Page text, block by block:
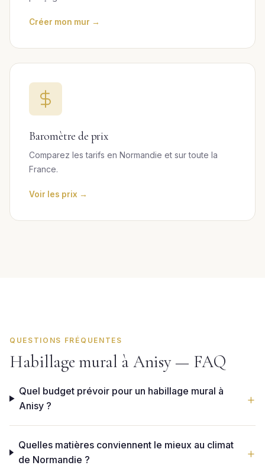
Créer mon mur →
Baromètre de prix
Comparez les tarifs en Normandie et sur toute la
France.
Voir les prix →
QUESTIONS FRÉQUENTES
Habillage mural à Anisy — FAQ
Quel budget prévoir pour un habillage mural à
Anisy ?
Quelles matières conviennent le mieux au climat
de Normandie ?